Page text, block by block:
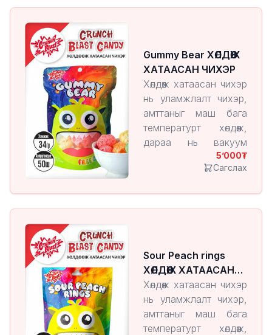
хадгалж, харин бүтэц
нь хөнгөн, шаржигнуур
болдог онцлогтой.
Gummy Bear ХӨЛДӨӨЖ
ХАТААСАН ЧИХЭР
Хөлдөөж хатаасан чихэр
нь уламжлалт чихэр,
амттаныг маш бага
температурт хөлдөөж,
дараа нь вакуум
орчинд чийгийг нь
ууршуулан гаргаж
хадгалж, харин бүтэц
нь хөнгөн, шаржигнуур
болдог онцлогтой.
5’000
Сагслах
Sour Peach rings
ХӨЛДӨӨЖ ХАТААСАН
ЧИХЭР
Хөлдөөж хатаасан чихэр
нь уламжлалт чихэр,
амттаныг маш бага
температурт хөлдөөж,